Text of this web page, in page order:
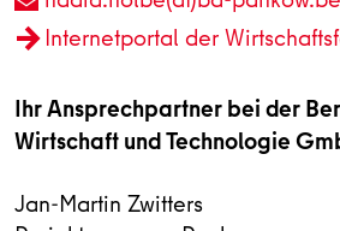
Internetportal der
Ihr Ansprechpartner bei der
Wirtschaft und Technologie
Jan-Martin Zwitters